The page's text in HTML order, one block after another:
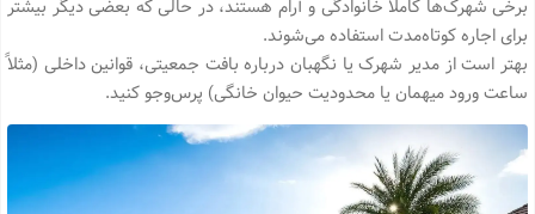
برخی شهرک‌ها کاملاً خانوادگی و آرام هستند، در حالی که بعضی دیگر بیشتر
برای اجاره کوتاه‌مدت استفاده می‌شوند.
بهتر است از مدیر شهرک یا نگهبان درباره بافت جمعیتی، قوانین داخلی (مثلاً
ساعت ورود میهمان یا محدودیت حیوان خانگی) پرس‌وجو کنید.